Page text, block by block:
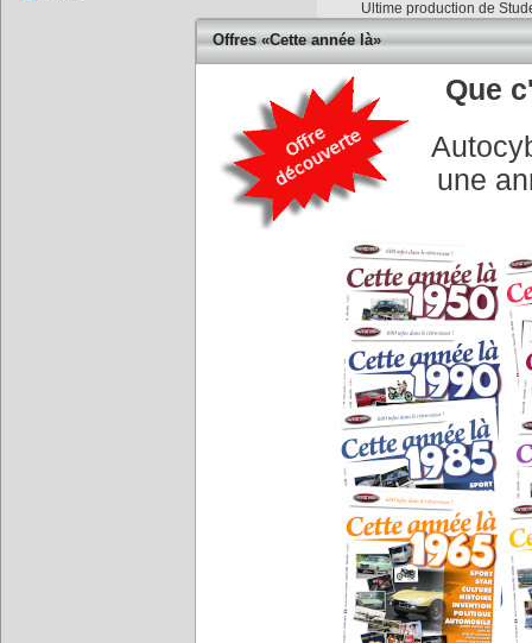
Ultime production de
ultra-créatif et d'un
L'Avanti est un coupé
de Félix Wankel, elle fait
une version luxueuse et
ROLLS ROYCE
La Rolls-Royce Silver
Bentley S, excepté la
principe du châssis
Offres «Cette année là»
Que
une